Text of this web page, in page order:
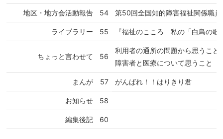
地区・地方会活動報告 54 第50回全国知的障害福祉関係職
ライブラリー 55 『福祉のこころ 私の「白鳥の歌
ちょっと言わせて 56
利用者の通所の問題から思うこと
障害者と医療について思うこと
まんが 57 がんばれ！！はりきり君
お知らせ 58
編集後記 60